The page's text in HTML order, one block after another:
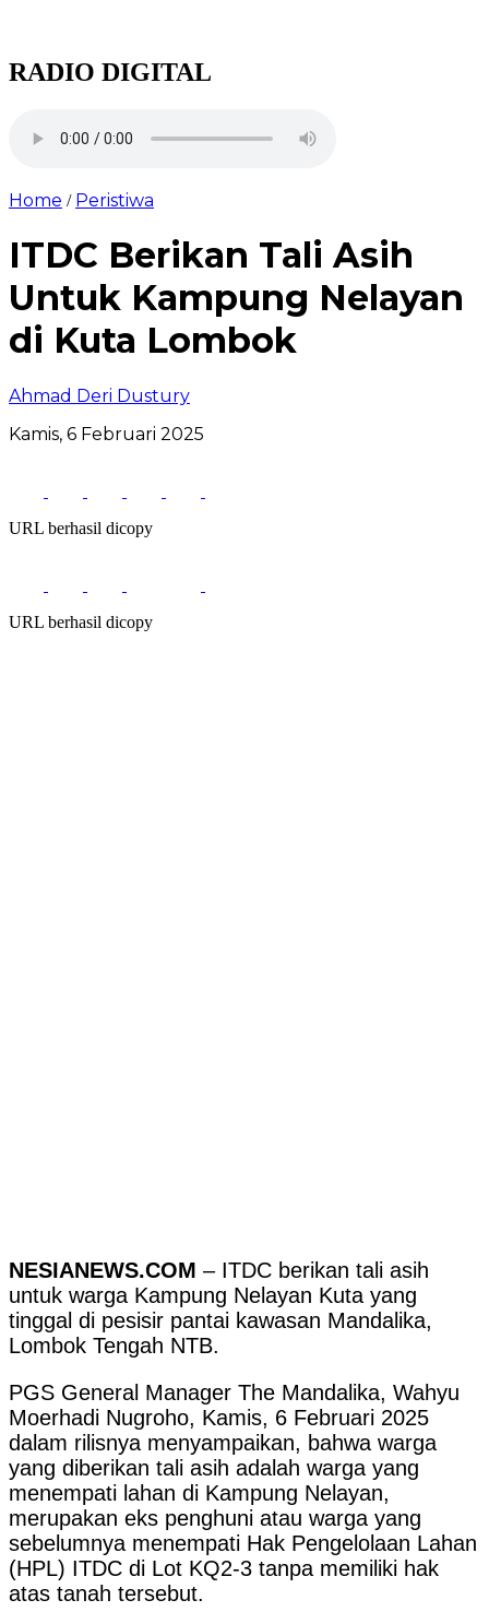
RADIO DIGITAL
Home / Peristiwa
ITDC Berikan Tali Asih
Untuk Kampung Nelayan
di Kuta Lombok
Ahmad Deri Dustury
Kamis, 6 Februari 2025
URL berhasil dicopy
URL berhasil dicopy
NESIANEWS.COM – ITDC berikan tali asih
untuk warga Kampung Nelayan Kuta yang
tinggal di pesisir pantai kawasan Mandalika,
Lombok Tengah NTB.
PGS General Manager The Mandalika, Wahyu
Moerhadi Nugroho, Kamis, 6 Februari 2025
dalam rilisnya menyampaikan, bahwa warga
yang diberikan tali asih adalah warga yang
menempati lahan di Kampung Nelayan,
merupakan eks penghuni atau warga yang
sebelumnya menempati Hak Pengelolaan Lahan
(HPL) ITDC di Lot KQ2-3 tanpa memiliki hak
atas tanah tersebut.